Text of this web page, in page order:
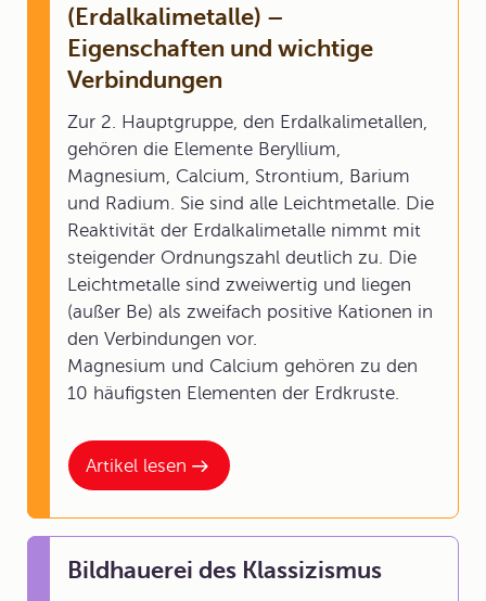
Artikel lesen
(Erdalkalimetalle) –
Eigenschaften und wichtige
Verbindungen
Zur 2. Hauptgruppe, den Erdalkalimetallen,
gehören die Elemente Beryllium,
Magnesium, Calcium, Strontium, Barium
und Radium. Sie sind alle Leichtmetalle. Die
Reaktivität der Erdalkalimetalle nimmt mit
steigender Ordnungszahl deutlich zu. Die
Leichtmetalle sind zweiwertig und liegen
(außer Be) als zweifach positive Kationen in
den Verbindungen vor.
Magnesium und Calcium gehören zu den
10 häufigsten Elementen der Erdkruste.
Bildhauerei des Klassizismus